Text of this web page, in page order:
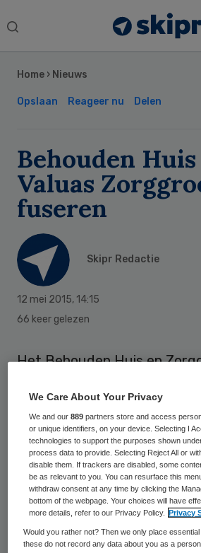
Search
Home › Nieuws
Opslaan Reageer nu Delen
Behouden
Valuas
fuseren
Skipr Redactie
12 mei 2015, 14:15
66 keer gelezen
Het Behouden Huis en
particuliere ouderenzorg
ervaring bundelen, zo
Zeist.
Behouden Huis is
en Villa Blanda te Zeist.
uit Laren is onder meer
Boarnsterhimstate in
Sidebar
We Care About Your Privacy
We and our889 partners store and access
or unique identifiers, on your device. Selecting I
technologies to support the purposes shown
process data to provide. Selecting Reject All or
disable them. If trackers are disabled, some
be as relevant to you. You can resurface this
withdraw consent at any time by clicking the
bottom of the webpage. Your choices will have
more details, refer to our Privacy Policy.
Privacy
Would you rather not? Then we only place
these do not record any data about you as a person